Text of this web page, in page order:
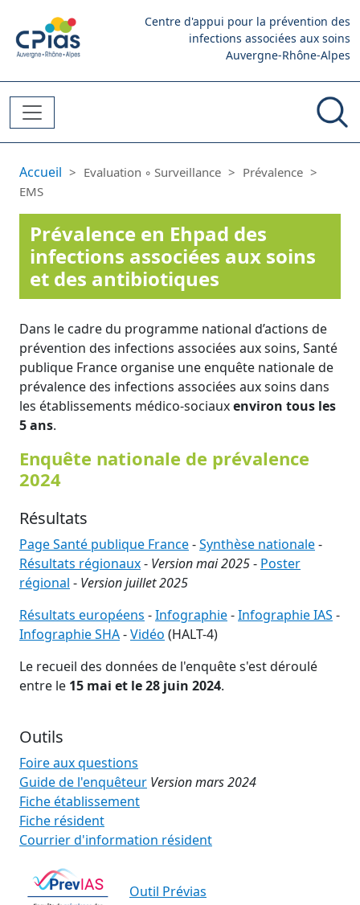
Centre d'appui pour la prévention des
infections associées aux soins
Auvergne-Rhône-Alpes
Fil d'Ariane
Accueil Evaluation ◦ Surveillance
Prévalence
EMS
Prévalence en Ehpad des
infections associées aux soins
et des antibiotiques
Dans le cadre du programme national d’actions de
prévention des infections associées aux soins, Santé
publique France organise une enquête nationale de
prévalence des infections associées aux soins dans
les établissements médico-sociauxenviron tous les
5 ans.
Enquête nationale de prévalence
2024
Résultats
Page Santé publique France-Synthèse nationale-
Résultats régionaux- Version mai 2025- Poster
régional - Version juillet 2025
Résultats européens -Infographie-Infographie IAS -
Infographie SHA-Vidéo (HALT-4)
Le recueil des données de l'enquête s'est déroulé
entre le 15 mai et le 28 juin 2024.
Outils
Foire aux questions
Guide de l'enquêteur Version mars 2024
Fiche établissement
Fiche résident
Courrier d'information résident
Outil Prévias